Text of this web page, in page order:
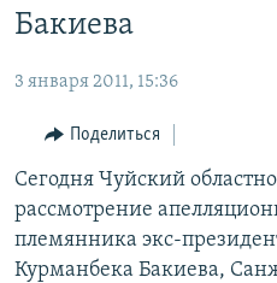
Вернутся
главной
навигации
Вернутся
поиску
ТАДЖИКИСТАН
ВОЙНА В УКРАИНЕ
ҚАЗАҚША
КЫРГЫЗЧА
ЎЗБЕКЧА
ТОҶИКӢ
TÜRKMENÇE
Все сайты РСЕ/РС
Бакиева
3 января 2011, 15:36
Поделиться
Сегодня Чуйский
рассмотрение
племянника экс-
Курманбека Бакиева,